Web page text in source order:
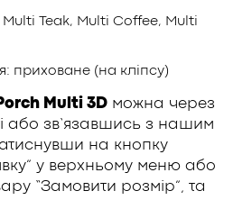
Teak, Multi Coffee, Multi
приховане (на кліпсу)
Multi 3D можна через
або зв’язавшись з нашим
на кнопку
у верхньому меню або
“Замовити розмір”, та